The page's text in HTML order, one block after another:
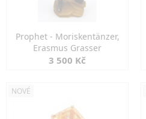
Prophet - Moriskentänzer,
Erasmus Grasser
3 500 Kč
NOVÉ